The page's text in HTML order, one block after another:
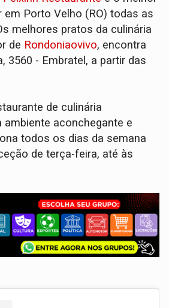
em Porto Velho (RO) todas as
melhores pratos da culinária
de Rondoniaovivo, encontra
3560 - Embratel, a partir das
de culinária
aconchegante e
todos os dias da semana
de terça-feira, até às